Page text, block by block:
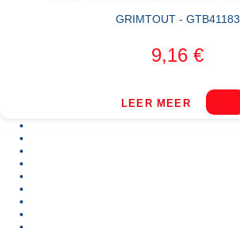
GRIMTOUT - GTB41183
9,16 €
LEER MEER